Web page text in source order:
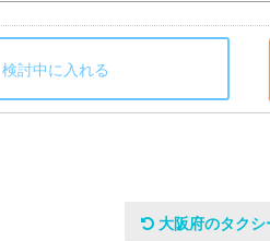
検討中に入れる
大阪府のタク